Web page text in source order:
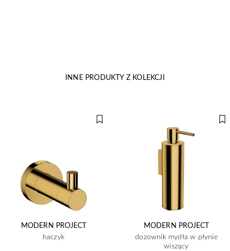
INNE PRODUKTY Z KOLEKCJI
MODERN PROJECT
haczyk
MODERN PROJECT
dozownik mydła w płynie
wiszący